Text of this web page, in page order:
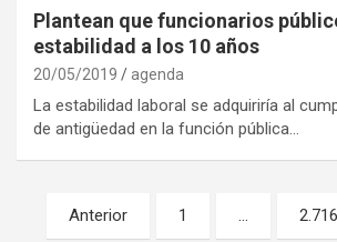
Plantean que funcionarios
estabilidad a los 10 años
20/05/2019 agenda
La estabilidad laboral se adquiriría al
de antigüedad en la función pública…
Navegación
Anterior 1 … 2.716